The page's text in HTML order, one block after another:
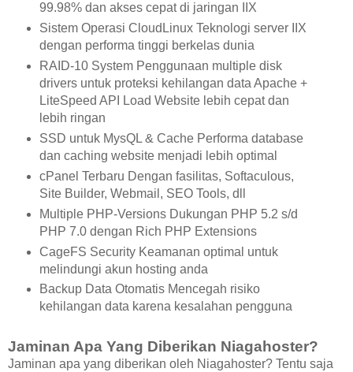
99.98% dan akses cepat di jaringan IIX
Sistem Operasi CloudLinux Teknologi server IIX
dengan performa tinggi berkelas dunia
RAID-10 System Penggunaan multiple disk
drivers untuk proteksi kehilangan data Apache +
LiteSpeed API Load Website lebih cepat dan
lebih ringan
SSD untuk MysQL & Cache Performa database
dan caching website menjadi lebih optimal
cPanel Terbaru Dengan fasilitas, Softaculous,
Site Builder, Webmail, SEO Tools, dll
Multiple PHP-Versions Dukungan PHP 5.2 s/d
PHP 7.0 dengan Rich PHP Extensions
CageFS Security Keamanan optimal untuk
melindungi akun hosting anda
Backup Data Otomatis Mencegah risiko
kehilangan data karena kesalahan pengguna
Jaminan Apa Yang Diberikan Niagahoster?
Jaminan apa yang diberikan oleh Niagahoster? Tentu saja